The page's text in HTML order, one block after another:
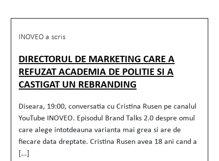
INOVEO a scris
DIRECTORUL DE MARKETING CARE A
REFUZAT ACADEMIA DE POLITIE SI A
CASTIGAT UN REBRANDING
Diseara, 19:00, conversatia cu Cristina Rusen pe canalul
YouTube INOVEO. Episodul Brand Talks 2.0 despre omul
care alege intotdeauna varianta mai grea si are de
fiecare data dreptate. Cristina Rusen avea 18 ani cand a
[...]